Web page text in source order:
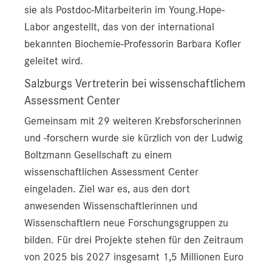
sie als Postdoc-Mitarbeiterin im Young.Hope-
Labor angestellt, das von der international
bekannten Biochemie-Professorin Barbara Kofler
geleitet wird.
Salzburgs Vertreterin bei wissenschaftlichem
Assessment Center
Gemeinsam mit 29 weiteren Krebsforscherinnen
und -forschern wurde sie kürzlich von der Ludwig
Boltzmann Gesellschaft zu einem
wissenschaftlichen Assessment Center
eingeladen. Ziel war es, aus den dort
anwesenden Wissenschaftlerinnen und
Wissenschaftlern neue Forschungsgruppen zu
bilden. Für drei Projekte stehen für den Zeitraum
von 2025 bis 2027 insgesamt 1,5 Millionen Euro